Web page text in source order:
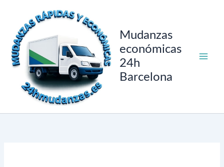
contenido
Mudanzas
económicas
24h
Barcelona